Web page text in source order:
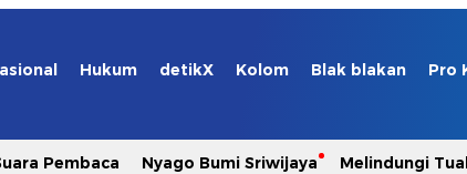
Hukum detikX Kolom Blak blakan Pro
Pembaca Nyago Bumi Sriwijaya Melindungi